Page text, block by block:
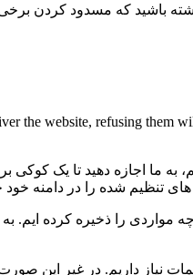
باشید که مسدود کردن
the website, refusing
به ما اجازه دهید تا یک
های تنظیم شده را در دامنه
را ذخیره کرده ایم. به
ها این گزینه را فعال کنید. ما به 2 کوکی برای